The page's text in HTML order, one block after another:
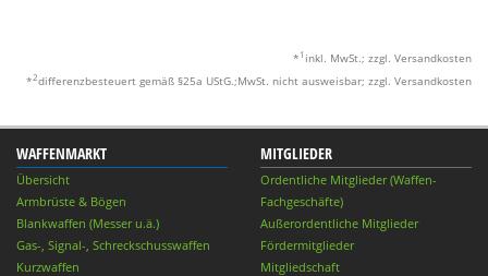
* 1 inkl. MwSt.; zzgl. Versandkosten
*2differenzbesteuert gemäß §25a UStG.;MwSt. nicht ausweisbar; zzgl. Versandkosten
WAFFENMARKT
Übersicht
Armbrüste & Bögen
Blankwaffen (Messer u.ä.)
Gas-, Signal-, Schreckschusswaffen
Kurzwaffen
MITGLIEDER
Ordentliche Mitglieder (Waffen-
Fachgeschäfte)
Außerordentliche Mitglieder
Fördermitglieder
Mitgliedschaft